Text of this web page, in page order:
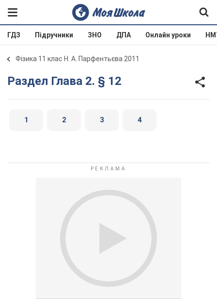
ГДЗ Підручники ЗНО ДПА Онлайн уроки
Фізика 11 клас Н. А. Парфентьєва 2011
Раздел Глава 2. § 12
1 2 3 4